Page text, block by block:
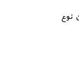
نوع